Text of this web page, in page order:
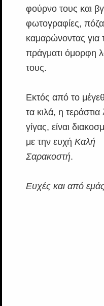
φούρνο τους και
φωτογραφίες,
καμαρώνοντας για
πράγματι όμορφη
τους.
Εκτός από το
τα κιλά, η
γίγας, είναι
με την ευχή Καλή
Σαρακοστή.
Ευχές και από